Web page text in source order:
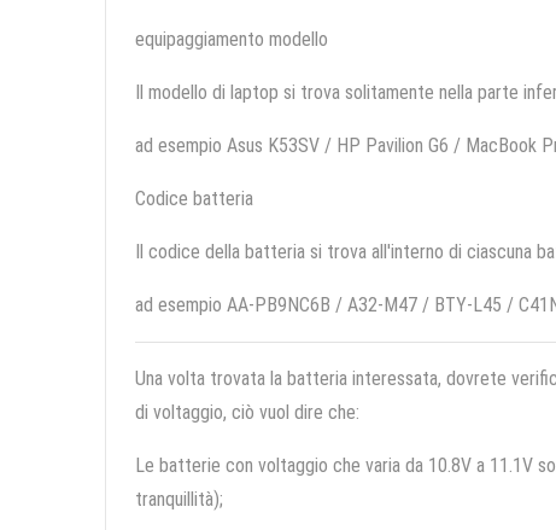
equipaggiamento modello
Il modello di laptop si trova solitamente nella parte
ad esempio Asus K53SV / HP Pavilion G6 / MacBook
Codice batteria
Il codice della batteria si trova all'interno di ciascuna
ad esempio AA-PB9NC6B / A32-M47 / BTY-L45 /
Una volta trovata la batteria interessata, dovrete
di voltaggio, ciò vuol dire che:
Le batterie con voltaggio che varia da 10.8V a 11.1V
tranquillità);